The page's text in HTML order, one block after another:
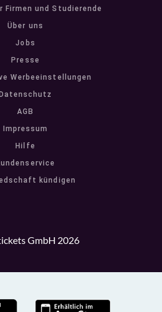
Firmen und Studierende
Über uns
Jobs
Presse
Werbeeinstellungen
Datenschutz
AGB
Impressum
Hilfe
kündigen
GmbH 2026